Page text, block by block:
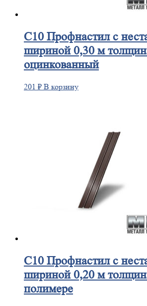
С10Профнастил с
шириной 0,30 м
оцинкованный
201 ₽ В корзину
С10Профнастил с
шириной 0,20 м
полимере